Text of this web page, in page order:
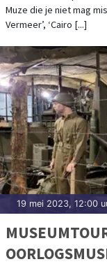
Muze die je niet mag
Vermeer’, ‘Cairo [...]
19 mei 2023, 12:00